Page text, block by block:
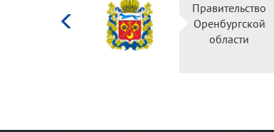
культуры
Российской
Правительство
Оренбургской
области